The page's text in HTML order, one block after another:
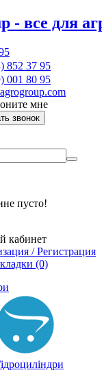
- все для
852 37 95
001 80 95
мне
звонок
пусто!
кабинет
/ Регистрация
(0)